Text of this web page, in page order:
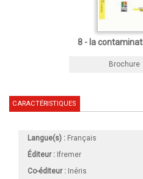
8 - la
Brochure
CARACTÉRISTIQUES
Langue(s) : Français
Éditeur : Ifremer
Co-éditeur : Inéris